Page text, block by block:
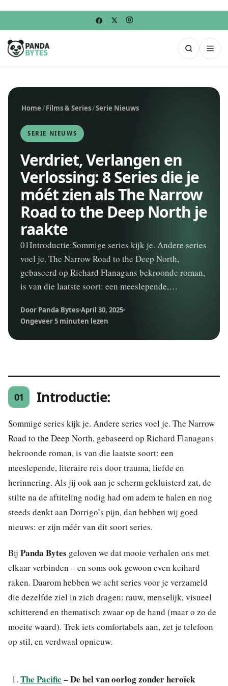
Home/Films & Series/Serie Nieuws
SERIE NIEUWS
Verdriet, Verlangen en
Verlossing: 8 Series die je
móét zien als The Narrow
Road to the Deep North je
raakte
01Introductie:Sommige series kijk je. Andere series
voel je. The Narrow Road to the Deep North,
gebaseerd op Richard Flanagans bekroonde roman,
is van die laatste soort: een meeslepende,…
Door Panda Bytes April 30, 2025
Ongeveer 5 minuten lezen
01 Introductie:
Sommige series kijk je. Andere series voel je. The Narrow
Road to the Deep North, gebaseerd op Richard Flanagans
bekroonde roman, is van die laatste soort: een
meeslepende, literaire reis door trauma, liefde en
herinnering. Als jij ook aan je scherm gekluisterd zat, de
stilte na de aftiteling nodig had om adem te halen en nog
steeds denkt aan Dorrigo’s pijn, dan hebben wij goed
nieuws: er zijn méér van dit soort series.
Bij Panda Bytes geloven we dat mooie verhalen ons met
elkaar verbinden – en soms ook gewoon even keihard
raken. Daarom hebben we acht series voor je verzameld
die dezelfde ziel in zich dragen: rauw, menselijk, visueel
schitterend en thematisch zwaar op de hand (maar o zo de
moeite waard). Trek iets comfortabels aan, zet je telefoon
op stil, en verdwaal opnieuw.
The Pacific – De hel van oorlog zonder heroïek